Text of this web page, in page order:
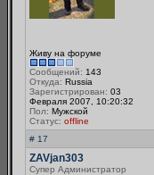
Живу на форуме
Сообщений: 143
Откуда: Russia
Зарегистрирован: 03
Февраля 2007, 10:20:32
Пол: Мужской
Статус: offline
# 17
ZAVjan303
Супер Администратор